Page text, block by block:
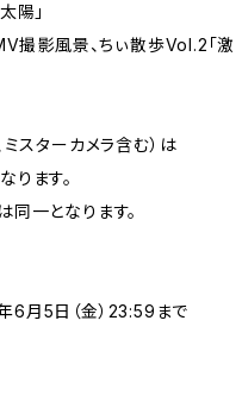
陽」
撮影風景、ちぃ散歩Vol.2「激
ミスターカメラ含む）は
ます。
一となります。
6月5日（金）23:59まで